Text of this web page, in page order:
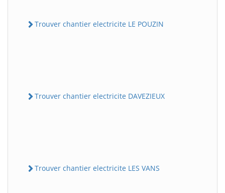
Trouver chantier electricite LE POUZIN
Trouver chantier electricite DAVEZIEUX
Trouver chantier electricite LES VANS